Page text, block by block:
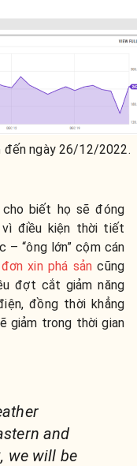
đến ngày 26/12/2022.
biết họ sẽ đóng
điều kiện thời tiết
– “ông lớn” cộm cán
xin phá sản cũng
đợt cắt giảm năng
đồng thời khẳng
giảm trong thời gian
and
we will be